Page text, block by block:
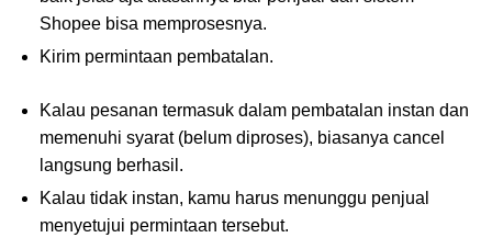
Shopee bisa memprosesnya.
Kirim permintaan pembatalan.
Kalau pesanan termasuk dalam pembatalan instan dan
memenuhi syarat (belum diproses), biasanya cancel
langsung berhasil.
Kalau tidak instan, kamu harus menunggu penjual
menyetujui permintaan tersebut.